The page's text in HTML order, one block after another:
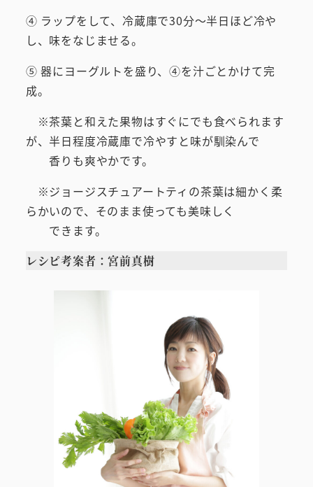
④ ラップをして、冷蔵庫で30分～半日ほど冷や
し、味をなじませる。
⑤ 器にヨーグルトを盛り、④を汁ごとかけて完
成。
※茶葉と和えた果物はすぐにでも食べられます
が、半日程度冷蔵庫で冷やすと味が馴染んで
香りも爽やかです。
※ジョージスチュアートティの茶葉は細かく柔
らかいので、そのまま使っても美味しく
できます。
レシピ考案者：宮前真樹